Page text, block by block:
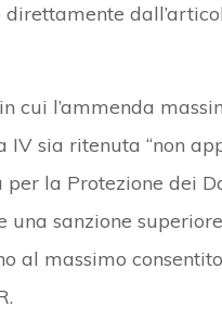
cui l’ammenda
IV sia ritenuta “non
per la Protezione dei
una sanzione
al massimo